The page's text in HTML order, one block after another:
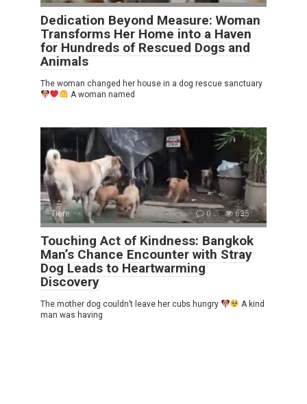
Dedication Beyond Measure: Woman
Transforms Her Home into a Haven
for Hundreds of Rescued Dogs and
Animals
The woman changed her house in a dog rescue sanctuary
A woman named
Tiere 0 635
Touching Act of Kindness: Bangkok
Man’s Chance Encounter with Stray
Dog Leads to Heartwarming
Discovery
The mother dog couldn’t leave her cubs hungry
A kind
man was having